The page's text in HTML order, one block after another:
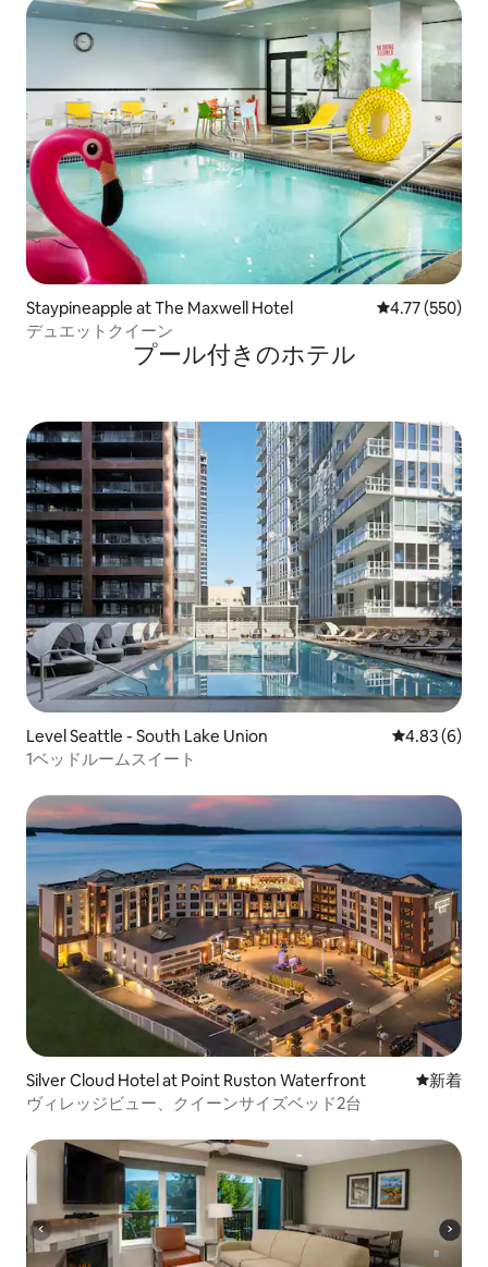
Staypineapple at The Maxwell Hotel レビュー550
4.77 (550)
デュエットクイーン
プール付きのホ⁠テ⁠ル
Level Seattle - South Lake Union レビュー6
4.83 (6)
1ベッドルームスイート
Silver Cloud Hotel at Point Ruston Waterfront 新しい宿
新着
ヴィレッジビュー、クイーンサイズベッド2台